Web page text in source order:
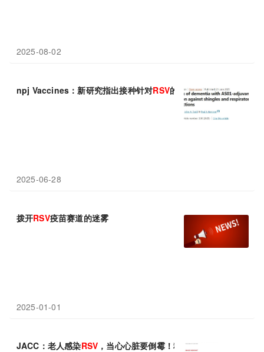
2025-08-02
npj Vaccines：新研究指出接种针对RSV的疫苗有望降低痴呆风险
2025-06-28
拨开RSV疫苗赛道的迷雾
2025-01-01
JACC：老人感染RSV ，当心心脏要倒霉！科学家发现，65岁以